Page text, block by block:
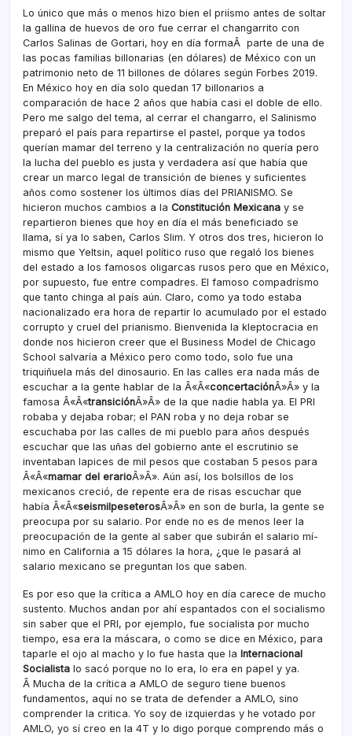
Lo único que más o menos hizo bien el prií­smo antes de soltar
la gallina de huevos de oro fue cerrar el changarrito con
Carlos Salinas de Gortari, hoy en dí­a formaÂ parte de una de
las pocas familias billonarias (en dólares) de México con un
patrimonio neto de 11 billones de dólares según Forbes 2019.
En México hoy en dí­a solo quedan 17 billonarios a
comparación de hace 2 años que habí­a casi el doble de ello.
Pero me salgo del tema, al cerrar el changarro, el Salinismo
preparó el paí­s para repartirse el pastel, porque ya todos
querí­an mamar del terreno y la centralización no querí­a pero
la lucha del pueblo es justa y verdadera así­ que habí­a que
crear un marco legal de transición de bienes y suficientes
años como sostener los últimos dí­as del PRIANISMO. Se
hicieron muchos cambios a la Constitución Mexicana y se
repartieron bienes que hoy en dí­a el más beneficiado se
llama, sí­ ya lo saben, Carlos Slim. Y otros dos tres, hicieron lo
mismo que Yeltsin, aquel polí­tico ruso que regaló los bienes
del estado a los famosos oligarcas rusos pero que en México,
por supuesto, fue entre compadres. El famoso compadrí­smo
que tanto chinga al paí­s aún. Claro, como ya todo estaba
nacionalizado era hora de repartir lo acumulado por el estado
corrupto y cruel del prianismo. Bienvenida la kleptocracia en
donde nos hicieron creer que el Business Model de Chicago
School salvarí­a a México pero como todo, solo fue una
triquiñuela más del dinosaurio. En las calles era nada más de
escuchar a la gente hablar de la Â«Â«concertaciónÂ»Â» y la
famosa Â«Â«transiciónÂ»Â» de la que nadie habla ya. El PRI
robaba y dejaba robar; el PAN roba y no deja robar se
escuchaba por las calles de mi pueblo para años después
escuchar que las uñas del gobierno ante el escrutinio se
inventaban lapices de mil pesos que costaban 5 pesos para
Â«Â«mamar del erarioÂ»Â». Aún así­, los bolsillos de los
mexicanos creció, de repente era de risas escuchar que
habí­a Â«Â«seismilpeseterosÂ»Â» en son de burla, la gente se
preocupa por su salario. Por ende no es de menos leer la
preocupación de la gente al saber que subirán el salario mí­
nimo en California a 15 dólares la hora, ¿que le pasará al
salario mexicano se preguntan los que saben.
Es por eso que la crí­tica a AMLO hoy en dí­a carece de mucho
sustento. Muchos andan por ahí­ espantados con el socialismo
sin saber que el PRI, por ejemplo, fue socialista por mucho
tiempo, esa era la máscara, o como se dice en México, para
taparle el ojo al macho y lo fue hasta que la Internacional
Socialista lo sacó porque no lo era, lo era en papel y ya.
Â Mucha de la crí­tica a AMLO de seguro tiene buenos
fundamentos, aquí­ no se trata de defender a AMLO, sino
comprender la critica. Yo soy de izquierdas y he votado por
AMLO, yo sí­ creo en la 4T y lo digo porque comprendo más o